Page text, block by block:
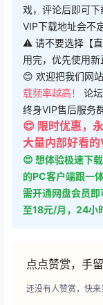
戏，评论后即可下
VIP下载地址会不
⚠ 请不要选择【
用完，优先使用
😊 欢迎把我们网
载频率越高！ 论
终身VIP售后服务
😍 限时优惠，
大量内部好看的
😍 想体验极速下
的PC客户端跟一
需开通网盘会员
至18元/月，24小
点点赞赏，手
还没有人赞赏，快来